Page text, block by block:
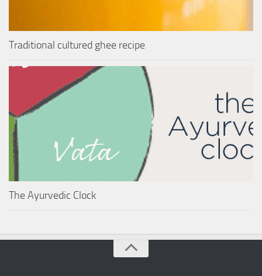
Traditional cultured ghee recipe
The Ayurvedic Clock